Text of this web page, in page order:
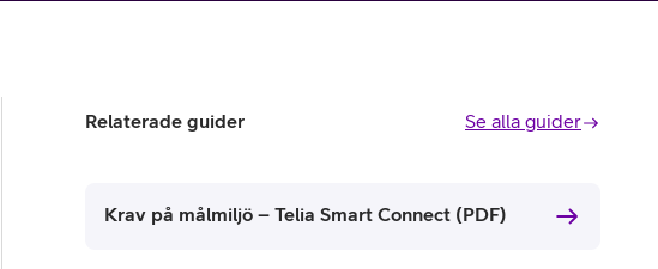
Relaterade guider Se alla guider
Krav på målmiljö – Telia Smart Connect (PDF)